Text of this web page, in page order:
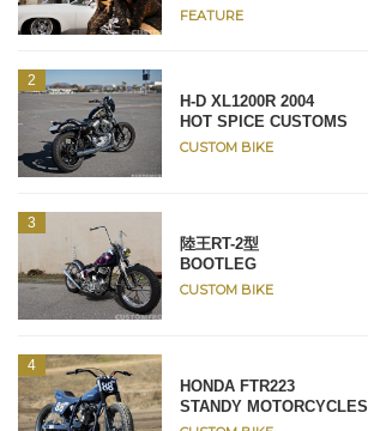
FEATURE
H-D XL1200R 2004
HOT SPICE CUSTOMS
CUSTOM BIKE
陸王RT-2型
BOOTLEG
CUSTOM BIKE
HONDA FTR223
STANDY MOTORCYCLES